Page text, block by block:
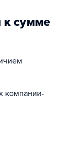
сумме
компании-